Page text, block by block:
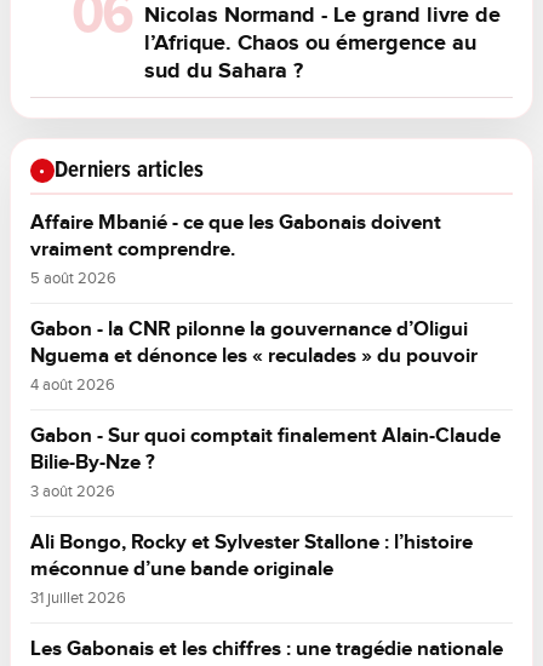
Nicolas Normand - Le grand livre de
l’Afrique. Chaos ou émergence au
sud du Sahara ?
Derniers articles
Affaire Mbanié - ce que les Gabonais doivent
vraiment comprendre.
5 août 2026
Gabon - la CNR pilonne la gouvernance d’Oligui
Nguema et dénonce les « reculades » du pouvoir
4 août 2026
Gabon - Sur quoi comptait finalement Alain-Claude
Bilie-By-Nze ?
3 août 2026
Ali Bongo, Rocky et Sylvester Stallone : l’histoire
méconnue d’une bande originale
31 juillet 2026
Les Gabonais et les chiffres : une tragédie nationale